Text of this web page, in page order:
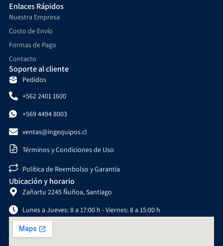
Enlaces Rápidos
Nuestra Empresa
Costo de Envío
Formas de Pago
Contacto
Soporte al cliente
Pedidos
+562 2401 1600
+569 4494 8003
ventas@ingequipos.cl
Términos y Condiciones de Uso
Política de Reembolso y Garantía
Ubicación y horario
Zañartu 2245 Ñuñoa, Santiago
Lunes a Jueves: 8 a 17:00 h - Viernes: 8 a 15:00 h